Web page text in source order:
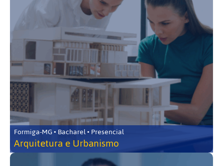
Formiga-MG • Bacharel • Presencial
Arquitetura e Urbanismo